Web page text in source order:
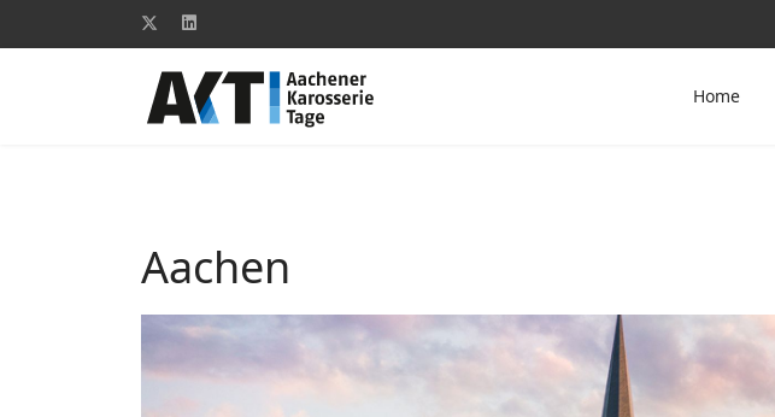
Home
Aachen